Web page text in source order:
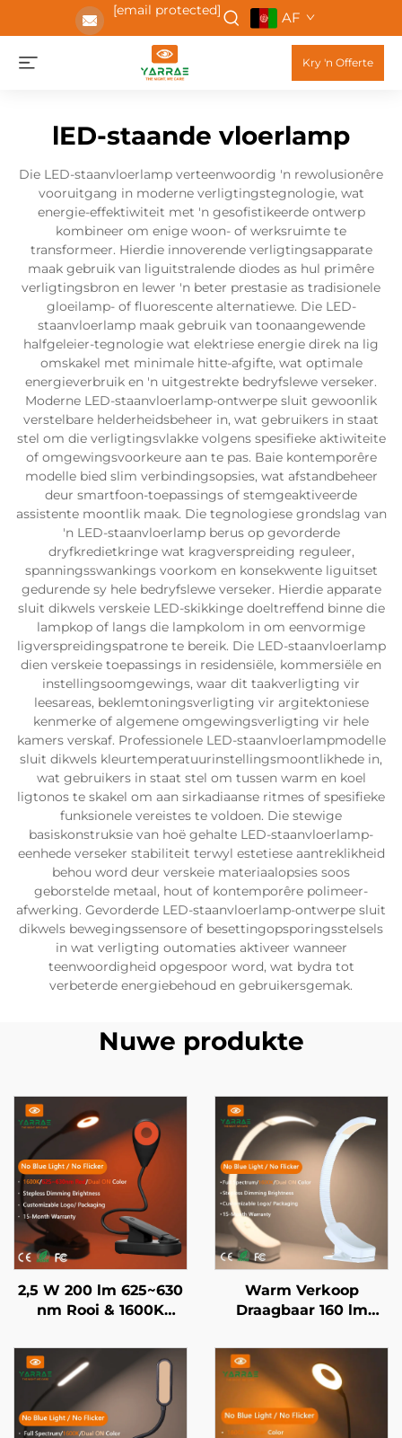
[email protected] AF
Kry 'n Offerte
lED-staande vloerlamp
Die LED-staanvloerlamp verteenwoordig 'n rewolusionêre
vooruitgang in moderne verligtingstegnologie, wat
energie-effektiwiteit met 'n gesofistikeerde ontwerp
kombineer om enige woon- of werksruimte te
transformeer. Hierdie innoverende verligtingsapparate
maak gebruik van liguitstralende diodes as hul primêre
verligtingsbron en lewer 'n beter prestasie as tradisionele
gloeilamp- of fluorescente alternatiewe. Die LED-
staanvloerlamp maak gebruik van toonaangewende
halfgeleier-tegnologie wat elektriese energie direk na lig
omskakel met minimale hitte-afgifte, wat optimale
energieverbruik en 'n uitgestrekte bedryfslewe verseker.
Moderne LED-staanvloerlamp-ontwerpe sluit gewoonlik
verstelbare helderheidsbeheer in, wat gebruikers in staat
stel om die verligtingsvlakke volgens spesifieke aktiwiteite
of omgewingsvoorkeure aan te pas. Baie kontemporêre
modelle bied slim verbindingsopsies, wat afstandbeheer
deur smartfoon-toepassings of stemgeaktiveerde
assistente moontlik maak. Die tegnologiese grondslag van
'n LED-staanvloerlamp berus op gevorderde
dryfkredietkringe wat kragverspreiding reguleer,
spanningsswankings voorkom en konsekwente liguitset
gedurende sy hele bedryfslewe verseker. Hierdie apparate
sluit dikwels verskeie LED-skikkinge doeltreffend binne die
lampkop of langs die lampkolom in om eenvormige
ligverspreidingspatrone te bereik. Die LED-staanvloerlamp
dien verskeie toepassings in residensiële, kommersiële en
instellingsoomgewings, waar dit taakverligting vir
leesareas, beklemtoningsverligting vir argitektoniese
kenmerke of algemene omgewingsverligting vir hele
kamers verskaf. Professionele LED-staanvloerlampmodelle
sluit dikwels kleurtemperatuurinstellingsmoontlikhede in,
wat gebruikers in staat stel om tussen warm en koel
ligtonos te skakel om aan sirkadiaanse ritmes of spesifieke
funksionele vereistes te voldoen. Die stewige
basiskonstruksie van hoë gehalte LED-staanvloerlamp-
eenhede verseker stabiliteit terwyl estetiese aantreklikheid
behou word deur verskeie materiaalopsies soos
geborstelde metaal, hout of kontemporêre polimeer-
afwerking. Gevorderde LED-staanvloerlamp-ontwerpe sluit
dikwels bewegingssensore of besettingopsporingsstelsels
in wat verligting outomaties aktiveer wanneer
teenwoordigheid opgespoor word, wat bydra tot
verbeterde energiebehoud en gebruikersgemak.
Nuwe produkte
2,5 W 200 lm 625~630
nm Rooi & 1600K
Liggaam Draagbare
Clip-op LED Boeklig
Warm Verkoop
Draagbaar 160 lm
Spektrum Kleur Geen
Blou Lig & Flikkering
Wit Liggaam LED
Boeklig